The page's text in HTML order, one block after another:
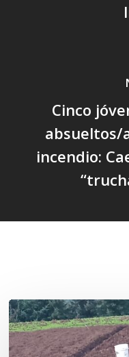
Cinco
absueltos/
incendio:
«La
privatización